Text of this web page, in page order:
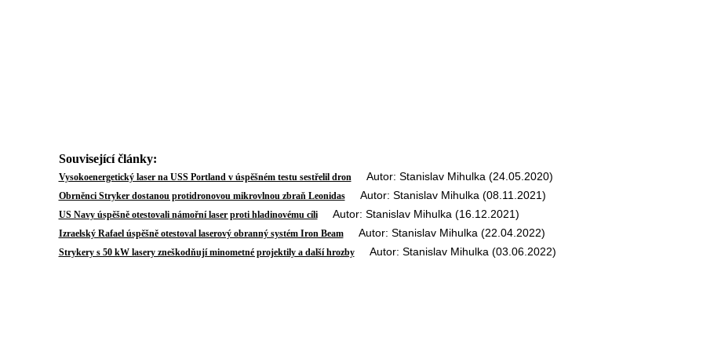
Související články:
Vysokoenergetický laser na USS Portland v úspěšném testu sestřelil dron Autor: Stanislav Mihulka (24.05.2020)
Obrněnci Stryker dostanou protidronovou mikrovlnou zbraň LeonidasAutor: Stanislav Mihulka (08.11.2021)
US Navy úspěšně otestovali námořní laser proti hladinovému cíliAutor: Stanislav Mihulka (16.12.2021)
Izraelský Rafael úspěšně otestoval laserový obranný systém Iron BeamAutor: Stanislav Mihulka (22.04.2022)
Strykery s 50 kW lasery zneškodňují minometné projektily a další hrozbyAutor: Stanislav Mihulka (03.06.2022)